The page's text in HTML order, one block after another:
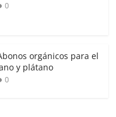
0
orgánicos para el
y plátano
0